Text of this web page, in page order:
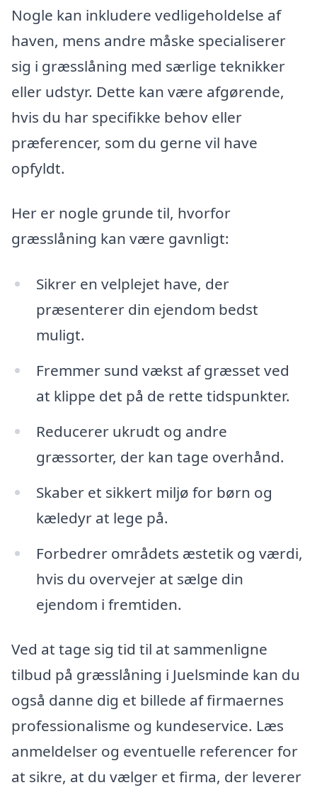
Nogle kan inkludere vedligeholdelse af
haven, mens andre måske specialiserer
sig i græsslåning med særlige teknikker
eller udstyr. Dette kan være afgørende,
hvis du har specifikke behov eller
præferencer, som du gerne vil have
opfyldt.
Her er nogle grunde til, hvorfor
græsslåning kan være gavnligt:
Sikrer en velplejet have, der
præsenterer din ejendom bedst
muligt.
Fremmer sund vækst af græsset ved
at klippe det på de rette tidspunkter.
Reducerer ukrudt og andre
græssorter, der kan tage overhånd.
Skaber et sikkert miljø for børn og
kæledyr at lege på.
Forbedrer områdets æstetik og værdi,
hvis du overvejer at sælge din
ejendom i fremtiden.
Ved at tage sig tid til at sammenligne
tilbud på græsslåning i Juelsminde kan du
også danne dig et billede af firmaernes
professionalisme og kundeservice. Læs
anmeldelser og eventuelle referencer for
at sikre, at du vælger et firma, der leverer